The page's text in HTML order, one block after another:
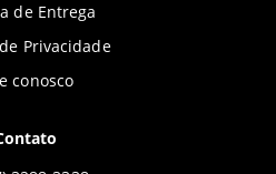
de Entrega
Privacidade
conosco